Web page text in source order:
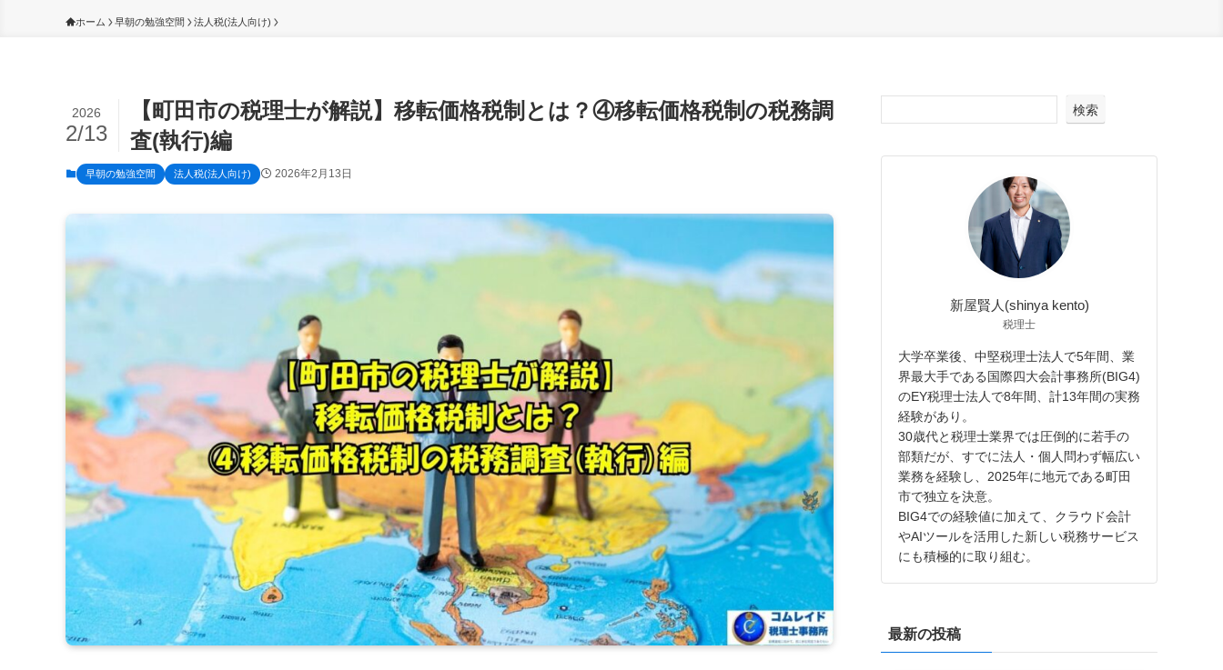
ホーム 早朝の勉強空間 法人税(法人向け)
【町田市の税理士が解説】移転価格税制とは？④移転価格税制の税務調
査(執行)編
2026
2/13
早朝の勉強空間 法人税(法人向け) 2026年2月13日
検索
新屋賢人(shinya kento)
税理士
大学卒業後、中堅税理士法人で5年間、業
界最大手である国際四大会計事務所(BIG4)
のEY税理士法人で8年間、計13年間の実務
経験があり。
30歳代と税理士業界では圧倒的に若手の
部類だが、すでに法人・個人問わず幅広い
業務を経験し、2025年に地元である町田
市で独立を決意。
BIG4での経験値に加えて、クラウド会計
やAIツールを活用した新しい税務サービス
にも積極的に取り組む。
最新の投稿